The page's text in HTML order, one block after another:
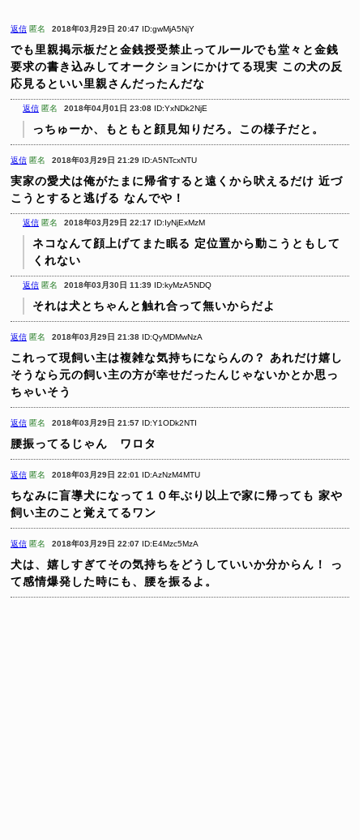
返信 匿名 2018年03月29日 20:47 ID:gwMjA5NjY
でも里親掲示板だと金銭授受禁止ってルールでも堂々と金銭
要求の書き込みしてオークションにかけてる現実 この犬の反
応見るといい里親さんだったんだな
返信 匿名 2018年04月01日 23:08 ID:YxNDk2NjE
っちゅーか、もともと顔見知りだろ。この様子だと。
返信 匿名 2018年03月29日 21:29 ID:A5NTcxNTU
実家の愛犬は俺がたまに帰省すると遠くから吠えるだけ 近づ
こうとすると逃げる なんでや！
返信 匿名 2018年03月29日 22:17 ID:IyNjExMzM
ネコなんて顔上げてまた眠る 定位置から動こうともして
くれない
返信 匿名 2018年03月30日 11:39 ID:kyMzA5NDQ
それは犬とちゃんと触れ合って無いからだよ
返信 匿名 2018年03月29日 21:38 ID:QyMDMwNzA
これって現飼い主は複雑な気持ちにならんの？
あれだけ嬉し
そうなら元の飼い主の方が幸せだったんじゃないかとか思っ
ちゃいそう
返信 匿名 2018年03月29日 21:57 ID:Y1ODk2NTI
腰振ってるじゃん ワロタ
返信 匿名 2018年03月29日 22:01 ID:AzNzM4MTU
ちなみに盲導犬になって１０年ぶり以上で家に帰っても 家や
飼い主のこと覚えてるワン
返信 匿名 2018年03月29日 22:07 ID:E4Mzc5MzA
犬は、嬉しすぎてその気持ちをどうしていいか分からん！
っ
て感情爆発した時にも、腰を振るよ。